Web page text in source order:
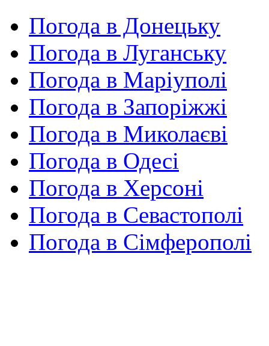
Погода в Донецьку
Погода в Луганську
Погода в Маріуполі
Погода в Запоріжжі
Погода в Миколаєві
Погода в Одесі
Погода в Херсоні
Погода в Севастополі
Погода в Сімферополі